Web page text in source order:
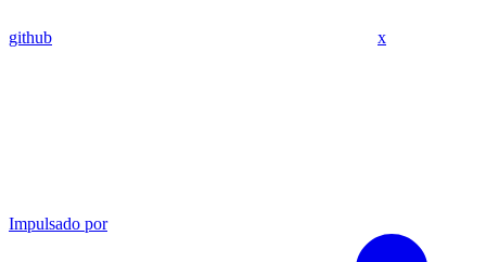
github x
Impulsado por